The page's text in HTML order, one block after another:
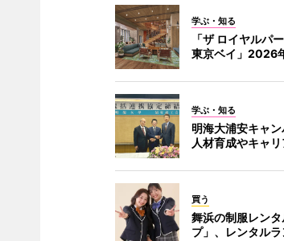
学ぶ・知る
「ザ ロイヤルパ
東京ベイ」2026
学ぶ・知る
明海大浦安キャン
人材育成やキャ
買う
舞浜の制服レン
プ」、レンタル